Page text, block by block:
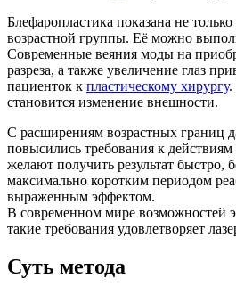
Блефаропластика показана не
возрастной группы. Её можно
Современные веяния моды на
разреза, а также увеличение глаз
пациенток к пластическому хирургу.
становится изменение внешности.
С расширениям возрастных границ
повысились требования к
желают получить результат быстро,
максимально коротким периодом
выраженным эффектом.
В современном мире возможностей
такие требования удовлетворяет
Суть метода